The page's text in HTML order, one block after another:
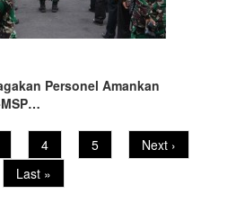
Personel Amankan
Page
4 Page
5
Next
page
Next ›
Last
page
Last »